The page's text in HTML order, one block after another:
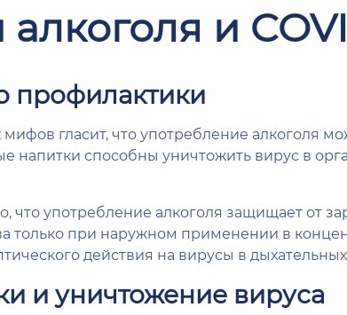
и
профилактики
гласит, что употребление алкоголя
напитки способны уничтожить вирус в
что употребление алкоголя защищает от
только при наружном применении в
действия на вирусы в
и уничтожение вируса